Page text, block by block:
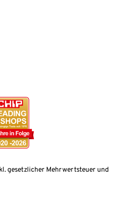
gesetzlicher Mehrwertsteuer und